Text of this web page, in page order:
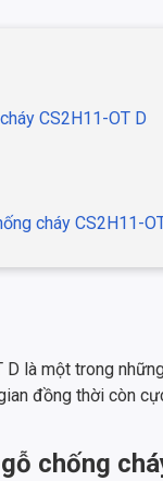
CS2H11-OT D
cháy CS2H11-
D là một trong
đồng thời còn
chống